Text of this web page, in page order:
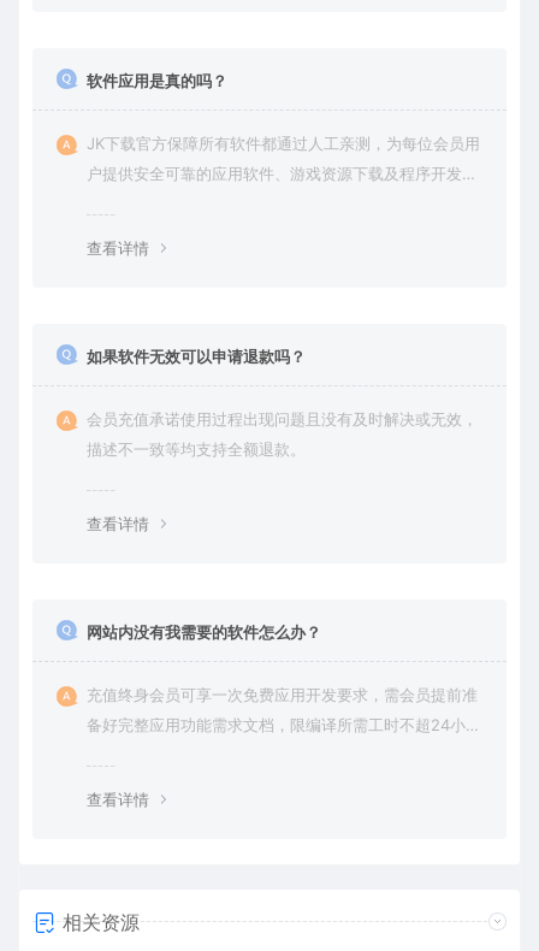
软件应用是真的吗？
JK下载官方保障所有软件都通过人工亲测，为每位会员用
户提供安全可靠的应用软件、游戏资源下载及程序开发服
查看详情
如果软件无效可以申请退款吗？
会员充值承诺使用过程出现问题且没有及时解决或无效，
描述不一致等均支持全额退款。
查看详情
网站内没有我需要的软件怎么办？
充值终身会员可享一次免费应用开发要求，需会员提前准
备好完整应用功能需求文档，限编译所需工时不超24小
查看详情
相关资源